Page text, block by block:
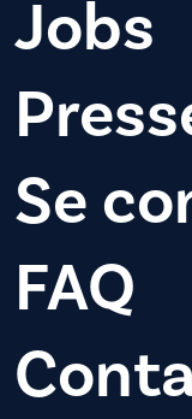
Jobs
Se
FAQ